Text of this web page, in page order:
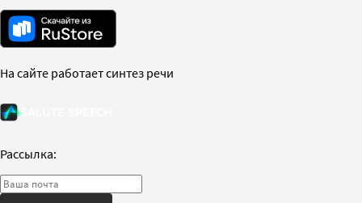
На сайте работает синтез речи
Рассылка: